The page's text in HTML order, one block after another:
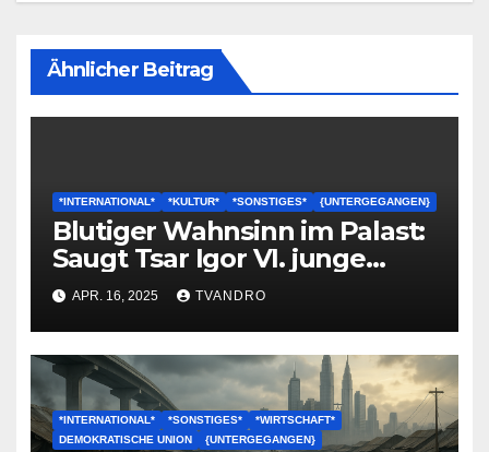
Ähnlicher Beitrag
*INTERNATIONAL* *KULTUR* *SONSTIGES* {UNTERGEGANGEN}
Blutiger Wahnsinn im Palast:
Saugt Tsar Igor VI. junge
Frauen leer und verschlingt
Babys aus der Klinik?!
APR. 16, 2025 TVANDRO
*INTERNATIONAL* *SONSTIGES*
*WIRTSCHAFT*
DEMOKRATISCHE UNION
{UNTERGEGANGEN}